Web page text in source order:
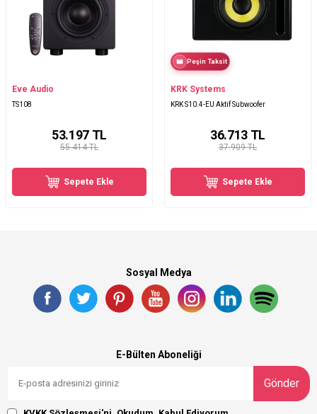
Eve Audio
TS108
55.414 TL
53.197TL
Sepete Ekle
Peşin Taksit
KRK Systems
KRK S10.4-EU Aktif Subwoofer
37.909 TL
36.713TL
Sepete Ekle
Sosyal Medya
E-Bülten Aboneliği
Gönder